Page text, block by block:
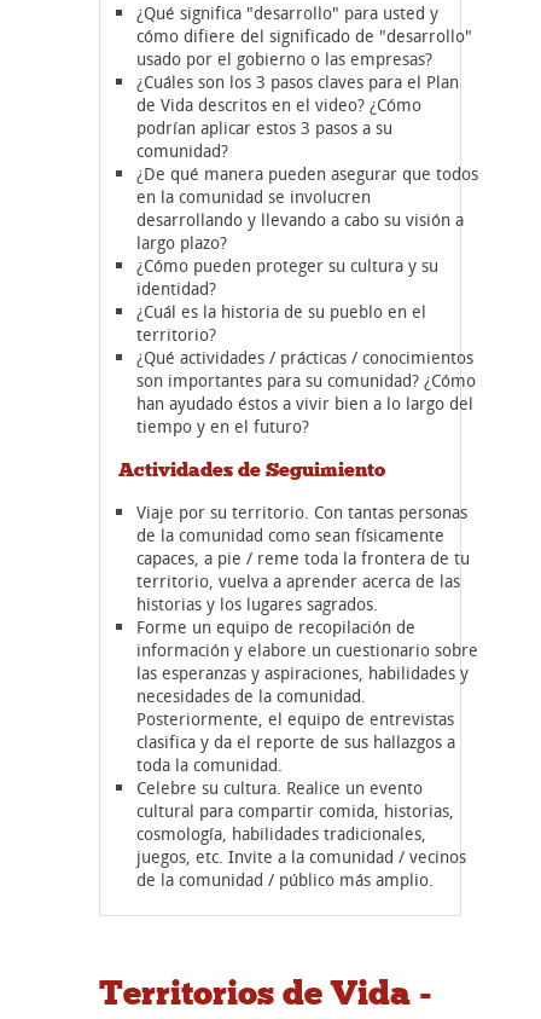
¿Qué significa "desarrollo" para usted y
cómo difiere del significado de "desarrollo"
usado por el gobierno o las empresas?
¿Cuáles son los 3 pasos claves para el Plan
de Vida descritos en el video? ¿Cómo
podrían aplicar estos 3 pasos a su
comunidad?
¿De qué manera pueden asegurar que todos
en la comunidad se involucren
desarrollando y llevando a cabo su visión a
largo plazo?
¿Cómo pueden proteger su cultura y su
identidad?
¿Cuál es la historia de su pueblo en el
territorio?
¿Qué actividades / prácticas / conocimientos
son importantes para su comunidad? ¿Cómo
han ayudado éstos a vivir bien a lo largo del
tiempo y en el futuro?
Actividades de Seguimiento
Viaje por su territorio. Con tantas personas
de la comunidad como sean físicamente
capaces, a pie / reme toda la frontera de tu
territorio, vuelva a aprender acerca de las
historias y los lugares sagrados.
Forme un equipo de recopilación de
información y elabore un cuestionario sobre
las esperanzas y aspiraciones, habilidades y
necesidades de la comunidad.
Posteriormente, el equipo de entrevistas
clasifica y da el reporte de sus hallazgos a
toda la comunidad.
Celebre su cultura. Realice un evento
cultural para compartir comida, historias,
cosmología, habilidades tradicionales,
juegos, etc. Invite a la comunidad / vecinos
de la comunidad / público más amplio.
Territorios de Vida -